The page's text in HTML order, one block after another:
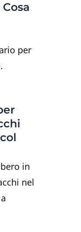
per
in
nel